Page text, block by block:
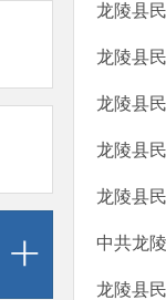
龙陵县
龙陵县
龙陵县
龙陵县
龙陵县
中共龙
龙陵县